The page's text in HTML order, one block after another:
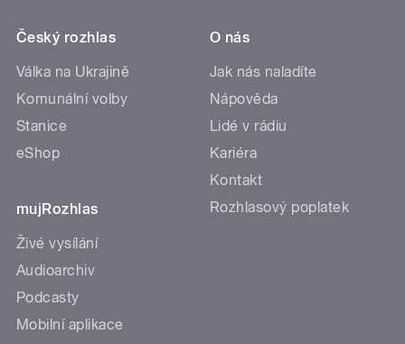
Český rozhlas
Válka na Ukrajině
Komunální volby
Stanice
eShop
mujRozhlas
Živé vysílání
Audioarchiv
Podcasty
Mobilní aplikace
O nás
Jak nás naladíte
Nápověda
Lidé v rádiu
Kariéra
Kontakt
Rozhlasový poplatek